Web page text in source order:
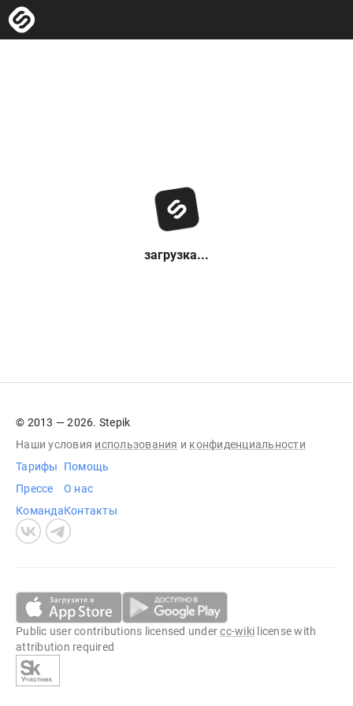
загрузка...
© 2013 — 2026. Stepik
Наши условия использования и конфиденциальности
Тарифы
Прессе
Команда
Помощь
О нас
Контакты
Public user contributions licensed undercc-wiki license with
attribution required